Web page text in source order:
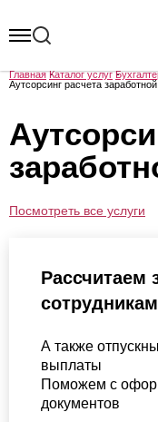
Главная Каталог услуг
Аутсорсинг расчета
Посмотреть все услуги
Рассчитаем
сотрудникам
А также
выплаты
Поможем с
документов